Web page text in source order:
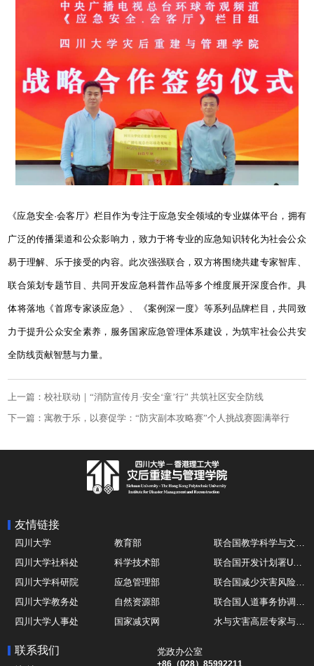
《应急安全·会客厅》栏目作为专注于应急安全领域的专业媒体平台，拥有
广泛的传播渠道和公众影响力，致力于将专业的应急知识转化为社会公众
易于理解、乐于接受的内容。此次强强联合，双方将围绕共建专家智库、
联合策划专题节目、共同开发应急科普作品等多个维度展开深度合作。具
体将落地《首席专家谈应急》、《案例深一度》等系列品牌栏目，共同致
力于提升公众安全素养，服务国家应急管理体系建设，为筑牢社会公共安
全防线贡献智慧与力量。
上一篇：校社联动｜“消防宣传月·安全‘童’行” 共筑社区安全防线
下一篇：寓教于乐，以赛促学：“防灾副本攻略赛”个人挑战赛圆满举行
友情链接
四川大学 教育部
四川大学社科处
科学技术部
联合国开发计划署UNDP
四川大学科研院
应急管理部
联合国减少灾害风险办公室UNDRR
四川大学教务处
自然资源部
四川大学人事处
国家减灾网
水与灾害高层专家与领导组 HELP
地震与火山研究室
联系我们 党政办公室
+86（028）85992211